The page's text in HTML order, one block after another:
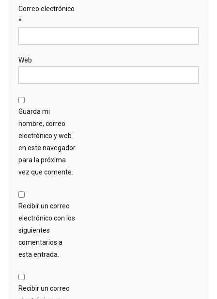
Correo electrónico
*
Web
Guarda mi
nombre, correo
electrónico y web
en este navegador
para la próxima
vez que comente.
Recibir un correo
electrónico con los
siguientes
comentarios a
esta entrada.
Recibir un correo